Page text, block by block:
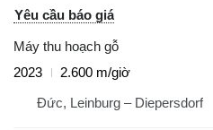
Yêu cầu báo giá
Máy thu hoạch gỗ
2023
2.600 m/giờ
Đức, Leinburg – Diepersdorf